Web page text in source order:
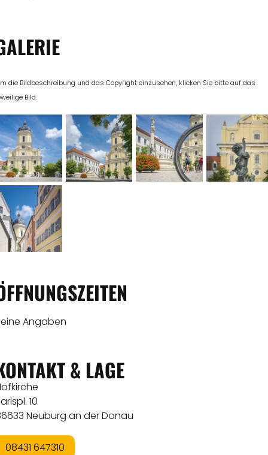
die Bildbeschreibung und das Copyright einzusehen, klicken Sie bitte auf das
Bild.
Angaben
& LAGE
10
Neuburg an der Donau
08431 647310